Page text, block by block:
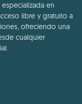
en
libre y gratuito a
ofreciendo una
cualquier